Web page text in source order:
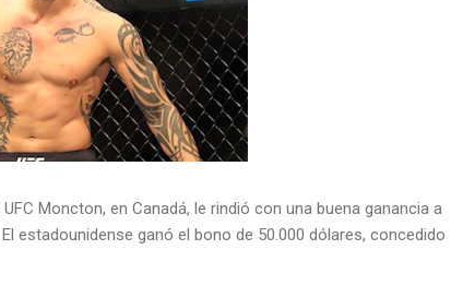
Moncton, en Canadá, le rindió con una buena ganancia a
estadounidense ganó el bono de 50.000 dólares, concedido